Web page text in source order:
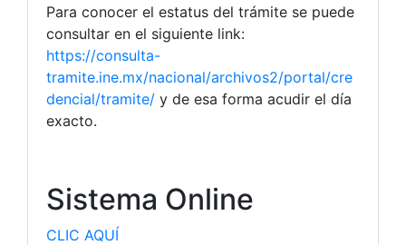
Para conocer el estatus del trámite se puede
consultar en el siguiente link:
https://consulta-
tramite.ine.mx/nacional/archivos2/portal/cre
dencial/tramite/ y de esa forma acudir el día
exacto.
Sistema Online
CLIC AQUÍ